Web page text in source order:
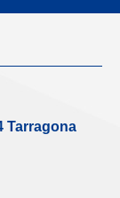
Tarragona